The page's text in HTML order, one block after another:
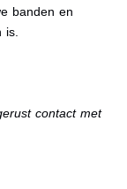
banden en
is.
contact met